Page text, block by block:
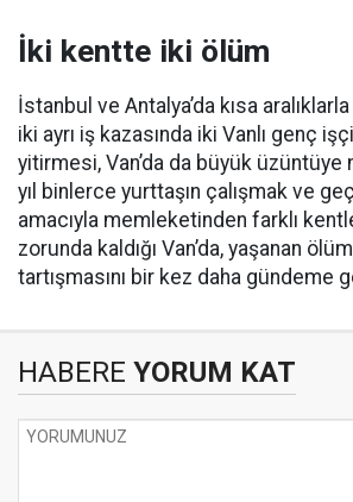
İki kentte iki ölüm
İstanbul ve Antalya’da kısa
iki ayrı iş kazasında iki Vanlı genç
yitirmesi, Van’da da büyük üzüntüye
yıl binlerce yurttaşın çalışmak ve
amacıyla memleketinden farklı
zorunda kaldığı Van’da, yaşanan
tartışmasını bir kez daha gündeme
HABERE YORUM KAT